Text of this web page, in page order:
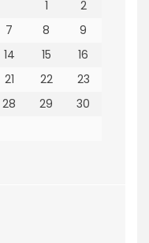
1
2
7 8
9
14 15
16
21 22
23
28 29
30